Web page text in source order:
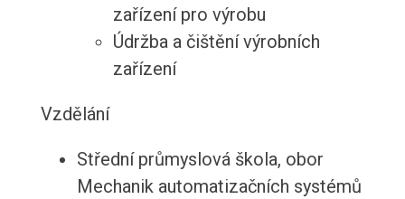
zařízení pro výrobu
Údržba a čištění výrobních
zařízení
Vzdělání
Střední průmyslová škola, obor
Mechanik automatizačních systémů